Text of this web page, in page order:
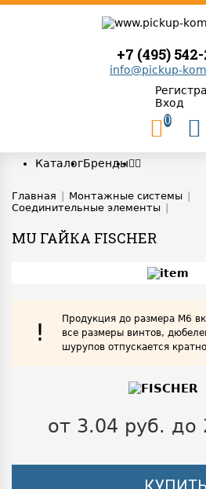
+7 (495)
info@pickup-
Вход
0
КаталогБренды
Главная Монтажные системы
Соединительные элементы
MU ГАЙКА FISCHER
!
Продукция до размера М6
все размеры винтов,
шурупов отпускается
от 3.04 руб. до